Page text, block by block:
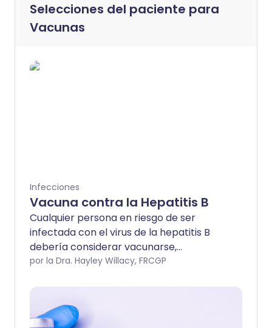
Selecciones del paciente para
Vacunas
Infecciones
Vacuna contra la Hepatitis B
Cualquier persona en riesgo de ser
infectada con el virus de la hepatitis B
debería considerar vacunarse,
incluyendo a los trabajadores que
sangre.
por la Dra. Hayley Willacy, FRCGP